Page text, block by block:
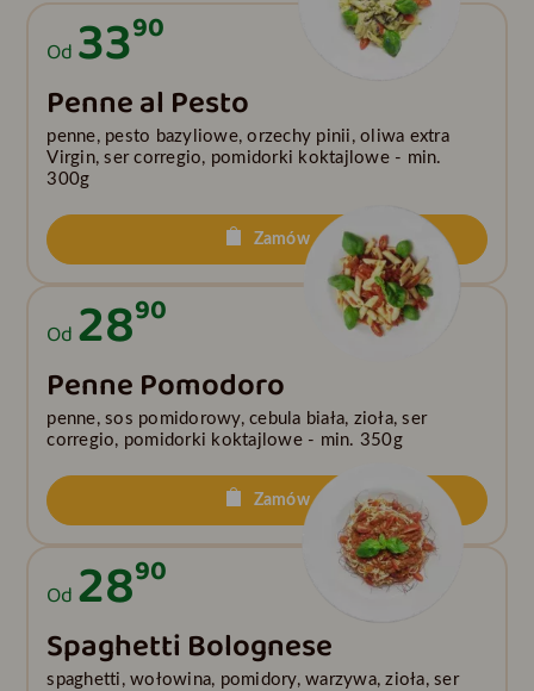
Od 3390
Penne al Pesto
penne, pesto bazyliowe, orzechy pinii, oliwa extra
Virgin, ser corregio, pomidorki koktajlowe - min.
300g
Zamów
Od 2890
Penne Pomodoro
penne, sos pomidorowy, cebula biała, zioła, ser
corregio, pomidorki koktajlowe - min. 350g
Zamów
Od 2890
Spaghetti Bolognese
spaghetti, wołowina, pomidory, warzywa, zioła, ser